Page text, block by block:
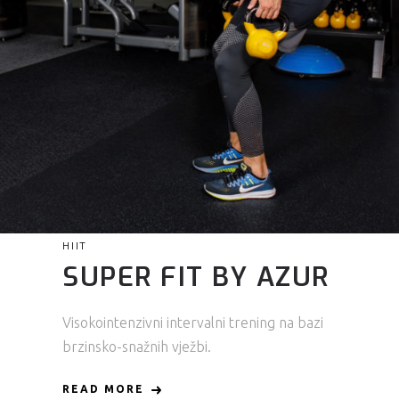
HIIT
SUPER FIT BY AZUR
Visokointenzivni intervalni trening na bazi
brzinsko-snažnih vježbi.
READ MORE